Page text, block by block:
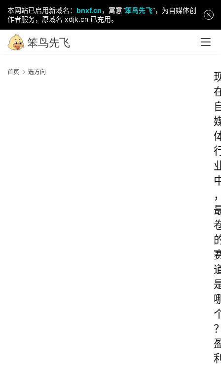
本网站已启用新域名： bnxf.cn，寓意“笨鸟先飞”，为自媒体创
作者服务，原域名 xdjk.cn 已充用。
首页 选方向